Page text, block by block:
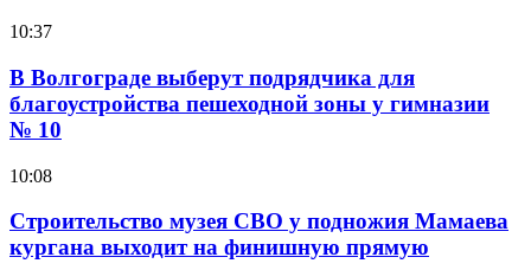
10:37
В Волгограде выберут подрядчика для
благоустройства пешеходной зоны у гимназии
№ 10
10:08
Строительство музея СВО у подножия Мамаева
кургана выходит на финишную прямую